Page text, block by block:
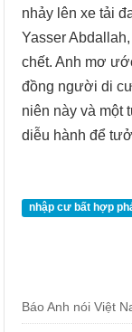
nhảy lên xe tải
Yasser
chết. Anh mơ
đồng người di
niên này và một
diễu hành để
nhập cư bất hợp
Báo Anh nói Việt